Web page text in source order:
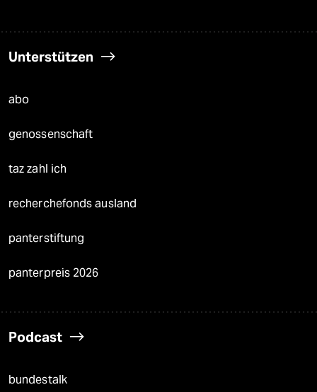
Unterstützen
abo
genossenschaft
taz zahl ich
recherchefonds ausland
panterstiftung
panterpreis 2026
Podcast
bundestalk